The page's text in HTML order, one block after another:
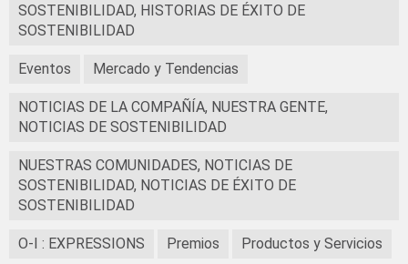
SOSTENIBILIDAD, HISTORIAS DE ÉXITO DE
SOSTENIBILIDAD
Eventos Mercado y Tendencias
NOTICIAS DE LA COMPAÑÍA, NUESTRA GENTE,
NOTICIAS DE SOSTENIBILIDAD
NUESTRAS COMUNIDADES, NOTICIAS DE
SOSTENIBILIDAD, NOTICIAS DE ÉXITO DE
SOSTENIBILIDAD
O-I : EXPRESSIONS Premios Productos y Servicios